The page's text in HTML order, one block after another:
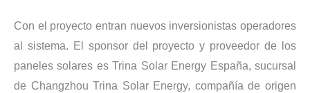
Con el proyecto entran nuevos inversionistas operadores
al sistema. El sponsor del proyecto y proveedor de los
paneles solares es Trina Solar Energy España, sucursal
de Changzhou Trina Solar Energy, compañía de origen